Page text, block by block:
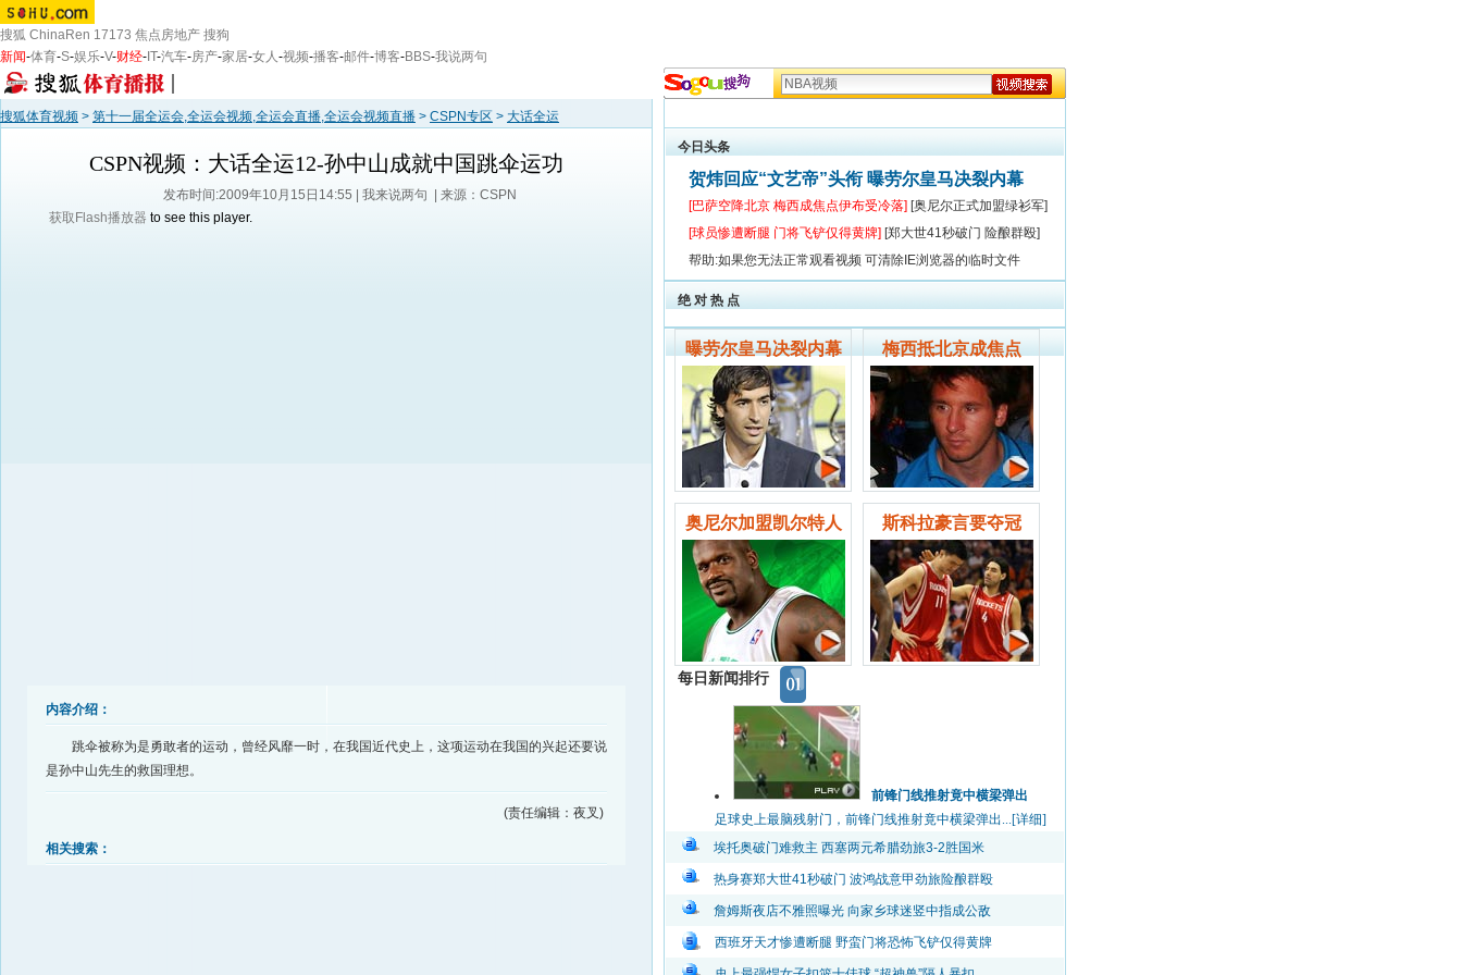
搜狐 ChinaRen 17173 焦点房地产 搜狗
新闻-体育-S-娱乐-V-财经- IT-汽车-房产-家居-女人-视频-播客-邮件-博客-BBS-我说两句
搜狐体育视频 > 第十一届全运会,全运会视频,全运会直播,全运会视频直播 > CSPN专区 > 大话全运
CSPN视频：大话全运12-孙中山成就中国跳伞运功
发布时间:2009年10月15日14:55 | 我来说两句
| 来源：CSPN
获取Flash播放器 to see this player.
内容介绍：
跳伞被称为是勇敢者的运动，曾经风靡一时，在我国近代史上，这项运动在我国的兴起还要说
是孙中山先生的救国理想。
(责任编辑：夜叉)
相关搜索：
今日头条
贺炜回应“文艺帝”头衔 曝劳尔皇马决裂内幕
[巴萨空降北京 梅西成焦点伊布受冷落] [奥尼尔正式加盟绿衫军]
[球员惨遭断腿 门将飞铲仅得黄牌] [郑大世41秒破门 险酿群殴]
帮助:如果您无法正常观看视频 可清除IE浏览器的临时文件
绝 对 热 点
曝劳尔皇马决裂内幕 梅西抵北京成焦点
奥尼尔加盟凯尔特人 斯科拉豪言要夺冠
每日新闻排行
前锋门线推射竟中横梁弹出
足球史上最脑残射门，前锋门线推射竟中横梁弹出...[详细]
埃托奥破门难救主 西塞两元希腊劲旅3-2胜国米
热身赛郑大世41秒破门 波鸿战意甲劲旅险酿群殴
詹姆斯夜店不雅照曝光 向家乡球迷竖中指成公敌
西班牙天才惨遭断腿 野蛮门将恐怖飞铲仅得黄牌